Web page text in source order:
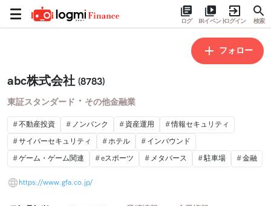
ログ IRイベントログイン 検索
フォロー
abc株式会社 (8783)
東証スタンダード ・ その他金融業
不動産投資 ノンバンク 資産運用
情報セキュリティ
サイバーセキュリティ
ホテル
インバウンド
ゲーム・ゲーム関連
eスポーツ メタバース 駐車場 金融
https://www.gfa.co.jp/